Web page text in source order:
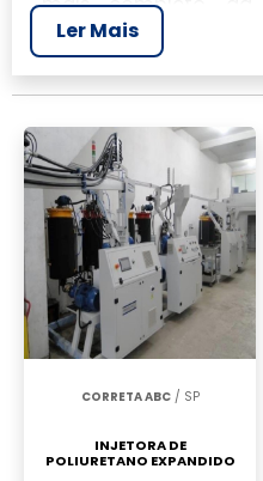
realizar um
injetoras, clique
anuciantes a seguir:
Ler Mais
CORRETA ABC/ SP
INJETORA DE
POLIURETANO EXPANDIDO